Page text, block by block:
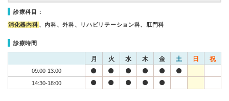
診療科目：
消化器内科 、内科、外科、リハビリテーション科、肛門科
診療時間
月 火 水 木 金 土 日 祝
09:00-13:00
14:30-18:00